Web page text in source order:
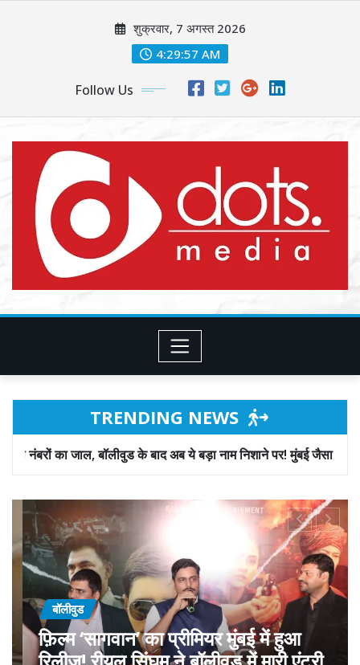
शुक्रवार, 7 अगस्त 2026
4:29:59 AM
Follow Us
TRENDING NEWS
के बाद अब ये बड़ा नाम निशाने पर! मुंबई जैसा ‘फिरौती खेल’ अब दिल्ली-पंजाब
बॉलीवुड
गोवा मुख्यमंत्री डॉ. प्रमोद सावंत का ‘गोदान’
को बड़ा समर्थन; पोस्टर विमोचन कर मथुरा से